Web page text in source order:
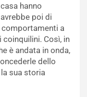
hanno
poi di
a
Così, in
è andata in onda,
dello
sua storia